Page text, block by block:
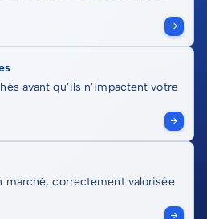
avant qu’ils n’impactent votre
correctement valorisée